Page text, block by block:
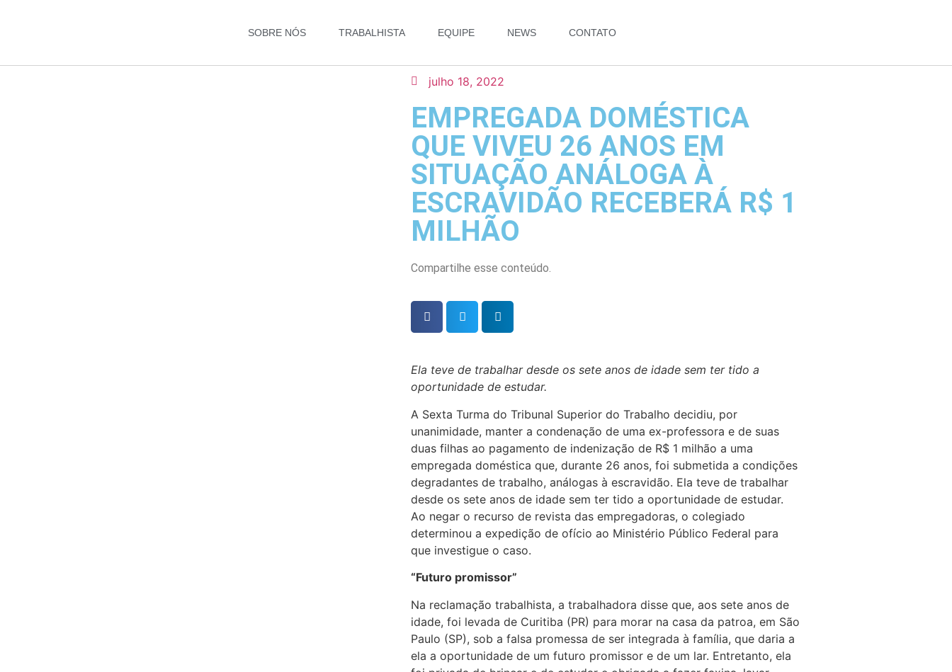
SOBRE NÓS TRABALHISTA EQUIPE NEWS CONTATO
julho 18, 2022
EMPREGADA DOMÉSTICA
QUE VIVEU 26 ANOS EM
SITUAÇÃO ANÁLOGA À
ESCRAVIDÃO RECEBERÁ R$ 1
MILHÃO
Compartilhe esse conteúdo.
Ela teve de trabalhar desde os sete anos de idade sem ter tido a
oportunidade de estudar.
A Sexta Turma do Tribunal Superior do Trabalho decidiu, por
unanimidade, manter a condenação de uma ex-professora e de suas
duas filhas ao pagamento de indenização de R$ 1 milhão a uma
empregada doméstica que, durante 26 anos, foi submetida a condições
degradantes de trabalho, análogas à escravidão. Ela teve de trabalhar
desde os sete anos de idade sem ter tido a oportunidade de estudar.
Ao negar o recurso de revista das empregadoras, o colegiado
determinou a expedição de ofício ao Ministério Público Federal para
que investigue o caso.
“Futuro promissor”
Na reclamação trabalhista, a trabalhadora disse que, aos sete anos de
idade, foi levada de Curitiba (PR) para morar na casa da patroa, em São
Paulo (SP), sob a falsa promessa de ser integrada à família, que daria a
ela a oportunidade de um futuro promissor e de um lar. Entretanto, ela